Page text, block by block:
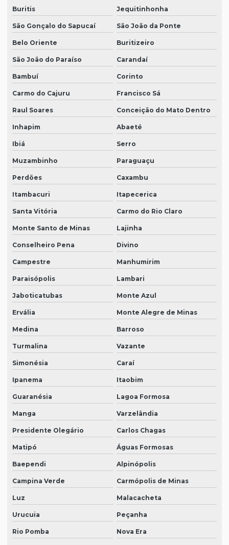
Buritis Jequitinhonha
São Gonçalo do Sapucaí São João da Ponte
Belo Oriente Buritizeiro
São João do Paraíso Carandaí
Bambuí Corinto
Carmo do Cajuru Francisco Sá
Raul Soares Conceição do Mato Dentro
Inhapim Abaeté
Ibiá Serro
Muzambinho Paraguaçu
Perdões Caxambu
Itambacuri Itapecerica
Santa Vitória Carmo do Rio Claro
Monte Santo de Minas Lajinha
Conselheiro Pena Divino
Campestre Manhumirim
Paraisópolis Lambari
Jaboticatubas Monte Azul
Ervália Monte Alegre de Minas
Medina Barroso
Turmalina Vazante
Simonésia Caraí
Ipanema Itaobim
Guaranésia Lagoa Formosa
Manga Varzelândia
Presidente Olegário Carlos Chagas
Matipó Águas Formosas
Baependi Alpinópolis
Campina Verde Carmópolis de Minas
Luz Malacacheta
Urucuia Peçanha
Rio Pomba Nova Era